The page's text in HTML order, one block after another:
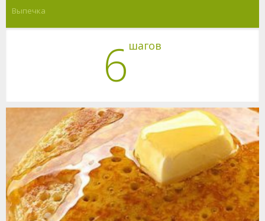
Выпечка
6 шагов